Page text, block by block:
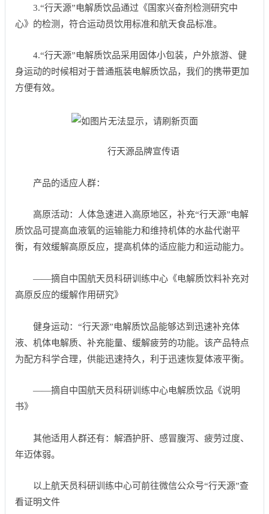
3.“行天源”电解质饮品通过《国家兴奋剂检测研究中
心》的检测，符合运动员饮用标准和航天食品标准。
4.“行天源”电解质饮品采用固体小包装，户外旅游、健
身运动的时候相对于普通瓶装电解质饮品，我们的携带更加
方便有效。
行天源品牌宣传语
产品的适应人群：
高原活动：人体急速进入高原地区，补充“行天源”电解
质饮品可提高血液氧的运输能力和维持机体的水盐代谢平
衡，有效缓解高原反应，提高机体的适应能力和运动能力。
——摘自中国航天员科研训练中心《电解质饮料补充对
高原反应的缓解作用研究》
健身运动：“行天源”电解质饮品能够达到迅速补充体
液、机体电解质、补充能量、缓解疲劳的功能。该产品特点
为配方科学合理，供能迅速持久，利于迅速恢复体液平衡。
——摘自中国航天员科研训练中心电解质饮品《说明
书》
其他适用人群还有：解酒护肝、感冒腹泻、疲劳过度、
年迈体弱。
以上航天员科研训练中心可前往微信公众号“行天源”查
看证明文件